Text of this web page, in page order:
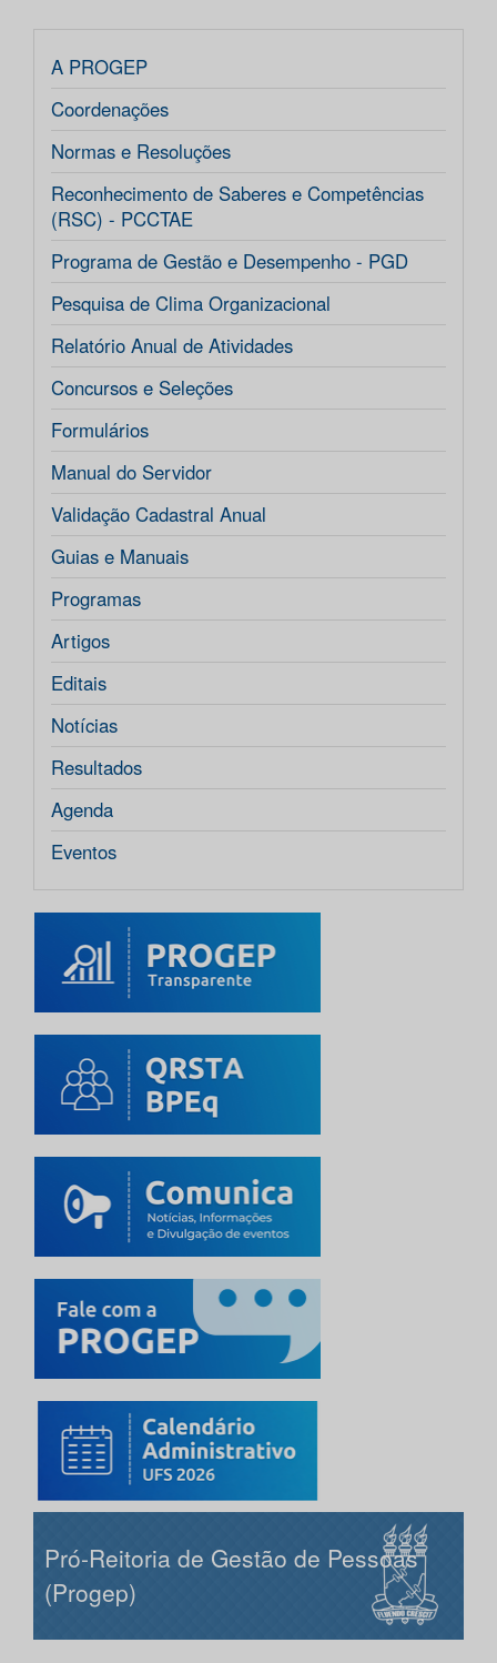
A PROGEP
Coordenações
Normas e Resoluções
Reconhecimento de Saberes e Competências
(RSC) - PCCTAE
Programa de Gestão e Desempenho - PGD
Pesquisa de Clima Organizacional
Relatório Anual de Atividades
Concursos e Seleções
Formulários
Manual do Servidor
Validação Cadastral Anual
Guias e Manuais
Programas
Artigos
Editais
Notícias
Resultados
Agenda
Eventos
Pró-Reitoria de Gestão de Pessoas
(Progep)